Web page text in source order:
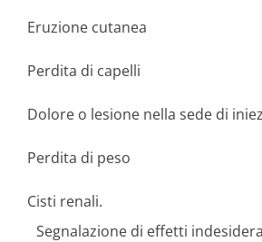
Eruzione cutanea
Perdita di capelli
Dolore o lesione nella sede di
Perdita di peso
Cisti renali.
Segnalazione di effetti